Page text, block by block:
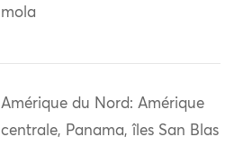
mola
Amérique du Nord: Amérique
centrale, Panama, îles San Blas